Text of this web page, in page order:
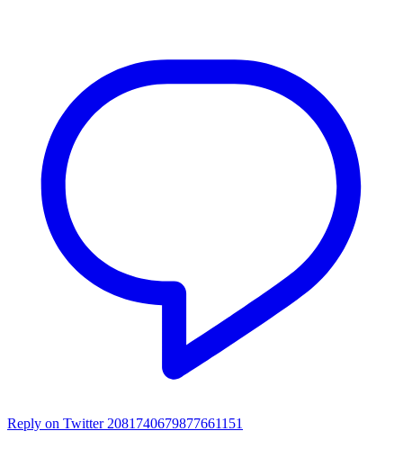
Reply on Twitter 2081740679877661151